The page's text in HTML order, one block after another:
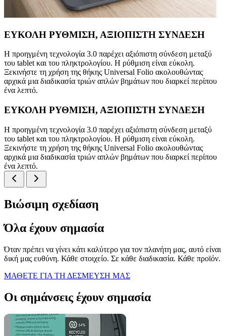
ΕΥΚΟΛΗ ΡΥΘΜΙΣΗ, ΑΞΙΟΠΙΣΤΗ ΣΥΝΔΕΣΗ
Η προηγμένη τεχνολογία 3.0 παρέχει αξιόπιστη σύνδεση μεταξύ
του tablet και του πληκτρολογίου. Η ρύθμιση είναι εύκολη.
Ξεκινήστε τη χρήση της θήκης Universal Folio ακολουθώντας
αρχικά μια διαδικασία τριών απλών βημάτων που διαρκεί περίπου
ένα λεπτό.
ΕΥΚΟΛΗ ΡΥΘΜΙΣΗ, ΑΞΙΟΠΙΣΤΗ ΣΥΝΔΕΣΗ
Η προηγμένη τεχνολογία 3.0 παρέχει αξιόπιστη σύνδεση μεταξύ
του tablet και του πληκτρολογίου. Η ρύθμιση είναι εύκολη.
Ξεκινήστε τη χρήση της θήκης Universal Folio ακολουθώντας
αρχικά μια διαδικασία τριών απλών βημάτων που διαρκεί περίπου
ένα λεπτό.
Βιώσιμη σχεδίαση
Όλα έχουν σημασία
Όταν πρέπει να γίνει κάτι καλύτερο για τον πλανήτη μας, αυτό είναι
δική μας ευθύνη. Κάθε στοιχείο. Σε κάθε διαδικασία. Κάθε προϊόν.
ΜΑΘΕΤΕ ΓΙΑ ΤΗ ΔΕΣΜΕΥΣΗ ΜΑΣ
Οι σημάνσεις έχουν σημασία